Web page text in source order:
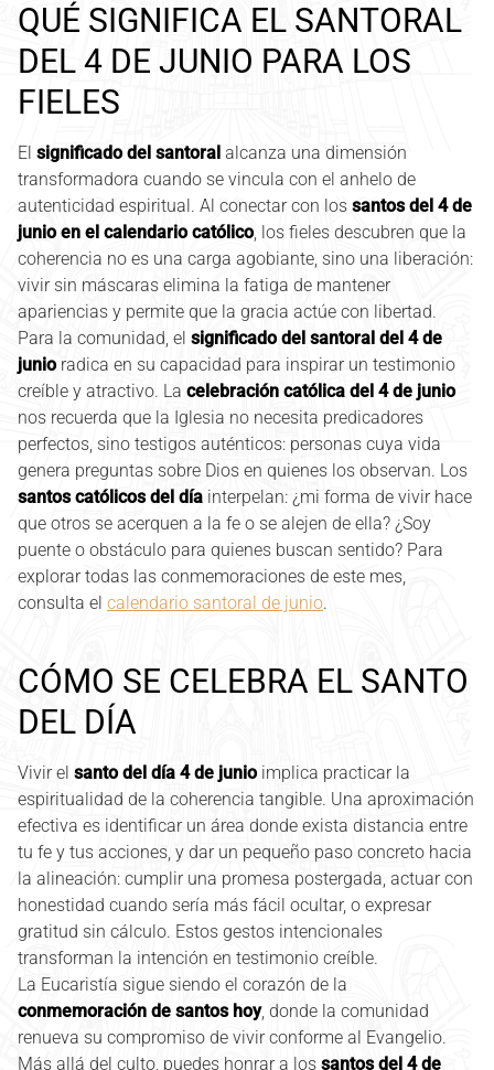
QUÉ SIGNIFICA EL SANTORAL
DEL 4 DE JUNIO PARA LOS
FIELES
El significado del santoral alcanza una dimensión
transformadora cuando se vincula con el anhelo de
autenticidad espiritual. Al conectar con los santos del 4 de
junio en el calendario católico, los fieles descubren que la
coherencia no es una carga agobiante, sino una liberación:
vivir sin máscaras elimina la fatiga de mantener
apariencias y permite que la gracia actúe con libertad.
Para la comunidad, el significado del santoral del 4 de
junioradica en su capacidad para inspirar un testimonio
creíble y atractivo. La celebración católica del 4 de junio
nos recuerda que la Iglesia no necesita predicadores
perfectos, sino testigos auténticos: personas cuya vida
genera preguntas sobre Dios en quienes los observan. Los
santos católicos del día interpelan: ¿mi forma de vivir hace
que otros se acerquen a la fe o se alejen de ella? ¿Soy
puente o obstáculo para quienes buscan sentido? Para
explorar todas las conmemoraciones de este mes,
consulta el calendario santoral de junio.
CÓMO SE CELEBRA EL SANTO
DEL DÍA
Vivir el santo del día 4 de junioimplica practicar la
espiritualidad de la coherencia tangible. Una aproximación
efectiva es identificar un área donde exista distancia entre
tu fe y tus acciones, y dar un pequeño paso concreto hacia
la alineación: cumplir una promesa postergada, actuar con
honestidad cuando sería más fácil ocultar, o expresar
gratitud sin cálculo. Estos gestos intencionales
transforman la intención en testimonio creíble.
La Eucaristía sigue siendo el corazón de la
conmemoración de santos hoy, donde la comunidad
renueva su compromiso de vivir conforme al Evangelio.
Más allá del culto, puedes honrar a los santos del 4 de